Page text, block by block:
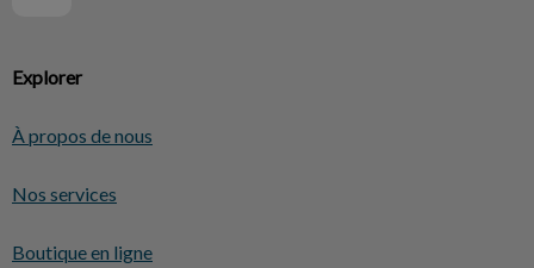
Explorer
À propos de nous
Nos services
Boutique en ligne